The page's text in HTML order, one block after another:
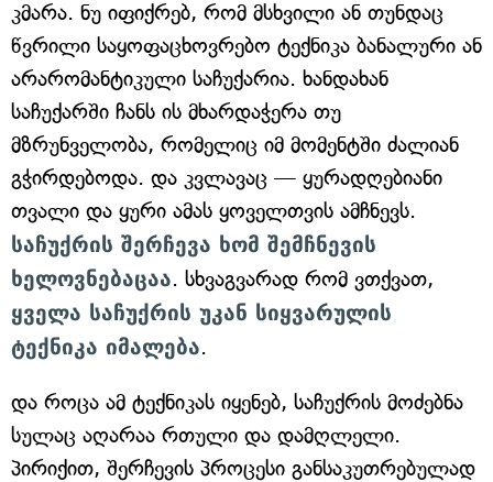
კმარა. ნუ იფიქრებ, რომ მსხვილი ან თუნდაც
წვრილი საყოფაცხოვრებო ტექნიკა ბანალური ან
არარომანტიკული საჩუქარია. ხანდახან
საჩუქარში ჩანს ის მხარდაჭერა თუ
მზრუნველობა, რომელიც იმ მომენტში ძალიან
გჭირდებოდა. და კვლავაც — ყურადღებიანი
თვალი და ყური ამას ყოველთვის ამჩნევს.
საჩუქრის შერჩევა ხომ შემჩნევის
ხელოვნებაცაა. სხვაგვარად რომ ვთქვათ,
ყველა საჩუქრის უკან სიყვარულის
ტექნიკა იმალება.
და როცა ამ ტექნიკას იყენებ, საჩუქრის მოძებნა
სულაც აღარაა რთული და დამღლელი.
პირიქით, შერჩევის პროცესი განსაკუთრებულად